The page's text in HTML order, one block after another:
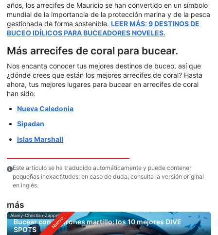
años, los arrecifes de Mauricio se han convertido en un símbolo
mundial de la importancia de la protección marina y de la pesca
gestionada de forma sostenible. LEER MÁS: 9 DESTINOS DE
BUCEO IDÍLICOS PARA BUCEADORES NOVELES.
Más arrecifes de coral para bucear.
Nos encanta conocer tus mejores destinos de buceo, así que
¿dónde crees que están los mejores arrecifes de coral? Hasta
ahora, tus mejores lugares para bucear en arrecifes de coral
han sido:
Nueva Caledonia
Sipadan
Islas Marshall
Este artículo se ha traducido automáticamente y puede contener
pequeñas inexactitudes; en caso de duda, consulta la versión original
en inglés.
más
Alamy-Christian-Zappel
Bucear con tiburones martillo: los 10 mejores DIVE
SPOTS